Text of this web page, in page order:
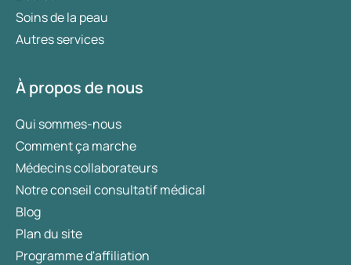
Soins de la peau
Autres services
À propos de nous
Qui sommes-nous
Comment ça marche
Médecins collaborateurs
Notre conseil consultatif médical
Blog
Plan du site
Programme d'affiliation